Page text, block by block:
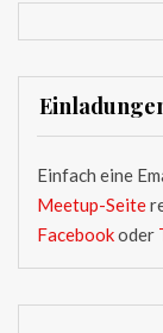
Einfach eine
Meetup-Seite
Facebookoder